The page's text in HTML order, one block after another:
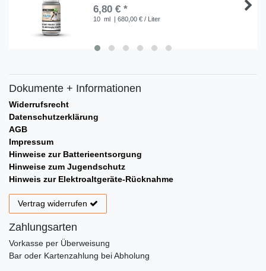
6,80 € *
10 ml | 680,00 € / Liter
Dokumente + Informationen
Widerrufsrecht
Datenschutzerklärung
AGB
Impressum
Hinweise zur Batterieentsorgung
Hinweise zum Jugendschutz
Hinweis zur Elektroaltgeräte-Rücknahme
Vertrag widerrufen
Zahlungsarten
Vorkasse per Überweisung
Bar oder Kartenzahlung bei Abholung